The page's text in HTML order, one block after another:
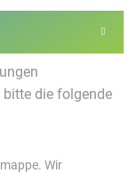
bitte die folgende
Wir